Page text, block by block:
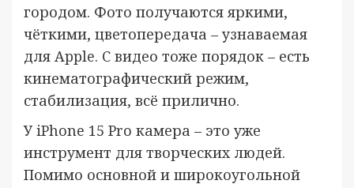
городом. Фото получаются яркими,
чёткими, цветопередача – узнаваемая
для Apple. С видео тоже порядок – есть
кинематографический режим,
стабилизация, всё прилично.
У iPhone 15 Pro камера – это уже
инструмент для творческих людей.
Помимо основной и широкоугольной